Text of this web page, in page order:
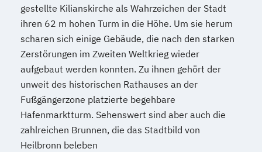
gestellte Kilianskirche als Wahrzeichen der Stadt
ihren 62 m hohen Turm in die Höhe. Um sie herum
scharen sich einige Gebäude, die nach den starken
Zerstörungen im Zweiten Weltkrieg wieder
aufgebaut werden konnten. Zu ihnen gehört der
unweit des historischen Rathauses an der
Fußgängerzone platzierte begehbare
Hafenmarktturm. Sehenswert sind aber auch die
zahlreichen Brunnen, die das Stadtbild von
Heilbronn beleben